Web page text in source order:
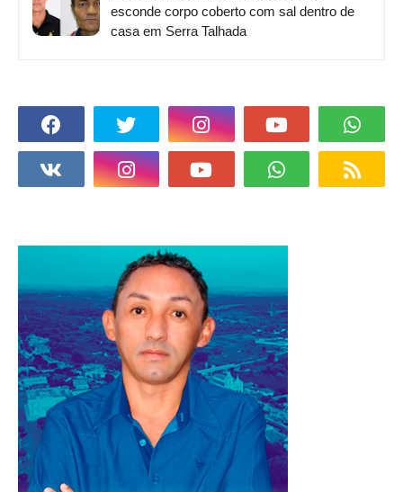
esconde corpo coberto com sal dentro de
casa em Serra Talhada